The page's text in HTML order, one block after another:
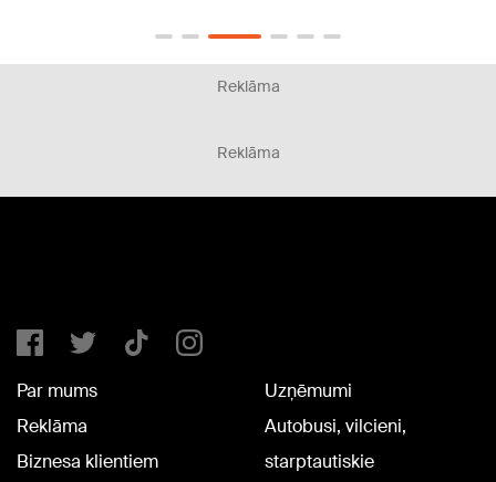
Reklāma
Reklāma
Par mums
Reklāma
Biznesa klientiem
Uzņēmumi
Autobusi, vilcieni,
starptautiskie